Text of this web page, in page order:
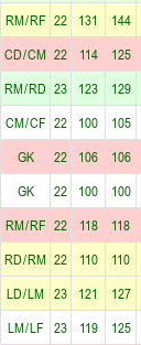
RM/RF 22 131 144
CD/CM 22 114 125
RM/RD 23 123 129
CM/CF 22 100 105
GK 22 106 106
GK 22 100 100
RM/RF 22 118 118
RD/RM 22 110 110
LD/LM 23 121 127
LM/LF 23 119 125